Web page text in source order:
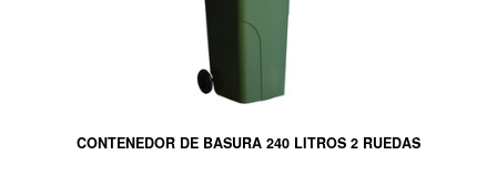
CONTENEDOR DE BASURA 240 LITROS 2 RUEDAS